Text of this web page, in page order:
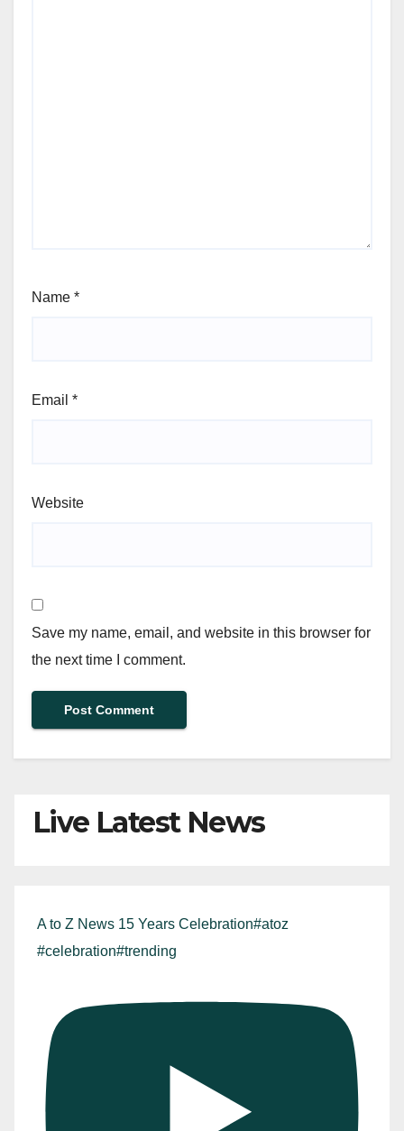
Name *
Email *
Website
Save my name, email, and website in this browser for
the next time I comment.
Live Latest News
A to Z News 15 Years Celebration#atoz
#celebration#trending